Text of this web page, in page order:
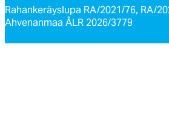
Rahankeräyslupa RA/2021/76, RA/
Ahvenanmaa ÅLR 2026/3779